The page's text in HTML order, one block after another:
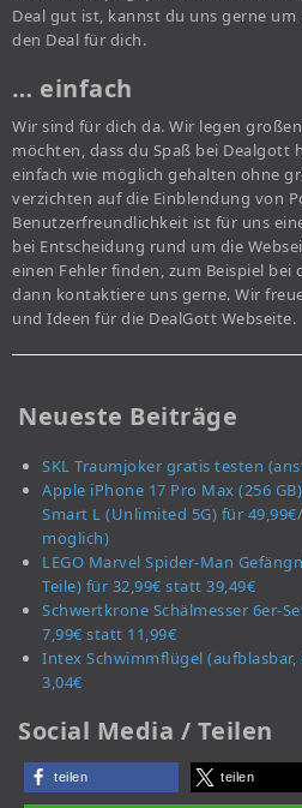
Deal gut ist, kannst du uns gerne
den Deal für dich.
… einfach
Wir sind für dich da. Wir legen
möchten, dass du Spaß bei Dealgott
einfach wie möglich gehalten ohne
verzichten auf die Einblendung von
Benutzerfreundlichkeit ist für uns
bei Entscheidung rund um die
einen Fehler finden, zum Beispiel bei
dann kontaktiere uns gerne. Wir
und Ideen für die DealGott Webseite.
Neueste Beiträge
SKL Traumjoker gratis testen
Apple iPhone 17 Pro Max (256
Smart L (Unlimited 5G) für
möglich)
LEGO Marvel Spider-Man
Teile) für 32,99€ statt 39,49€
Schwertkrone Schälmesser 6er-
7,99€ statt 11,99€
Intex Schwimmflügel
3,04€
Social Media / Teilen
teilen teilen